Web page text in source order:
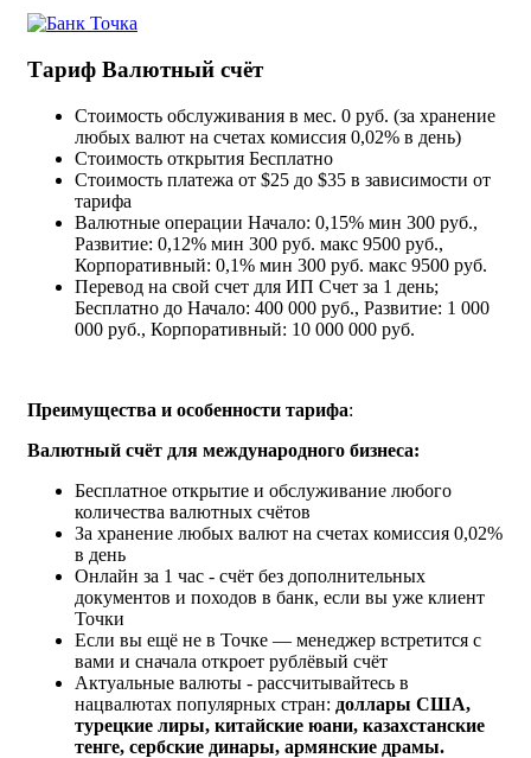
Тариф Валютный счёт
Стоимость обслуживания в мес. 0 руб. (за хранение
любых валют на счетах комиссия 0,02% в день)
Стоимость открытия Бесплатно
Стоимость платежа от $25 до $35 в зависимости от
тарифа
Валютные операции Начало: 0,15% мин 300 руб.,
Развитие: 0,12% мин 300 руб. макс 9500 руб.,
Корпоративный: 0,1% мин 300 руб. макс 9500 руб.
Перевод на свой счет для ИП Счет за 1 день;
Бесплатно до Начало: 400 000 руб., Развитие: 1 000
000 руб., Корпоративный: 10 000 000 руб.
Преимущества и особенности тарифа:
Валютный счёт для международного бизнеса:
Бесплатное открытие и обслуживание любого
количества валютных счётов
За хранение любых валют на счетах комиссия 0,02%
в день
Онлайн за 1 час - счёт без дополнительных
документов и походов в банк, если вы уже клиент
Точки
Если вы ещё не в Точке — менеджер встретится с
вами и сначала откроет рублёвый счёт
Актуальные валюты - рассчитывайтесь в
нацвалютах популярных стран: доллары США,
турецкие лиры, китайские юани, казахстанские
тенге, сербские динары, армянские драмы.